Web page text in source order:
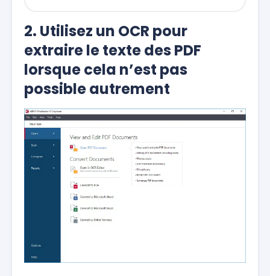
2. Utilisez un OCR pour
extraire le texte des PDF
lorsque cela n’est pas
possible autrement